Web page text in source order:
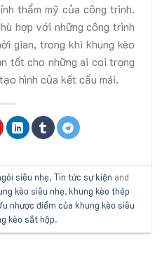
thẩm mỹ của công trình.
hợp với những công trình
gian, trong khi khung kèo
tốt cho những ai coi trọng
hình của kết cấu mái.
siêu nhẹ, Tin tức sự kiện and
kèo siêu nhẹ,khung kèo thép
nhược điểm của khung kèo siêu
kèo sắt hộp.